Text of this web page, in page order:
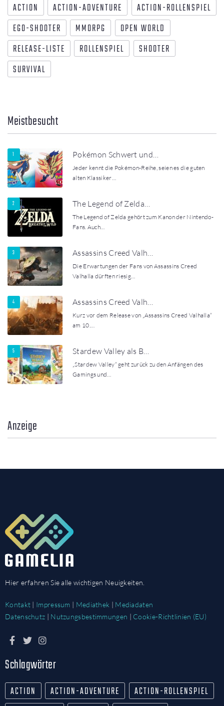
ACTION ACTION-ADVENTURE
ACTION-ROLLENSPIEL
EGO-SHOOTER
MMORPG
OPEN WORLD
RELEASE-LISTE
ROLLENSPIEL
SHOOTER
SURVIVAL
Meistbesucht
Pokémon Schwert und…
Jeder kennt die Pokémon-Reihe, seien es die guten
alten Klassiker…
The Legend of Zelda…
The Legend of Zelda gehört zum Kanon der Nintendo-
Fans. Auch…
Assassins Creed Valh…
Die Erwartungen der Fans von Assassins Creed
Valhalla dürften riesig…
Assassins Creed Valh…
Kurz vor dem Release von „Assassins Creed Valhalla“
am 10.…
Stardew Valley als B…
„Stardew Valley“ geht zurück zu den Anfängen des
Gamings und…
Anzeige
Hier erfahren Sie alle wichtigen Neuigkeiten.
Kontakt | Impressum | Mediathek | Mediadaten
Datenschutz | Nutzungsbestimmungen | Cookie-Richtlinien (EU)
Schlagwörter
ACTION ACTION-ADVENTURE
ACTION-ROLLENSPIEL